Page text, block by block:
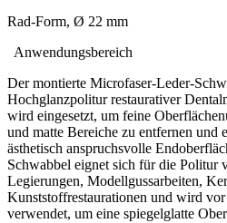
Rad-Form, Ø 22 mm
Anwendungsbereich
Der montierte Microfaser-Leder-
Hochglanzpolitur restaurativer
wird eingesetzt, um feine
und matte Bereiche zu entfernen und
ästhetisch anspruchsvolle
Schwabbel eignet sich für die Politur
Legierungen, Modellgussarbeiten,
Kunststoffrestaurationen und wird
verwendet, um eine spiegelglatte